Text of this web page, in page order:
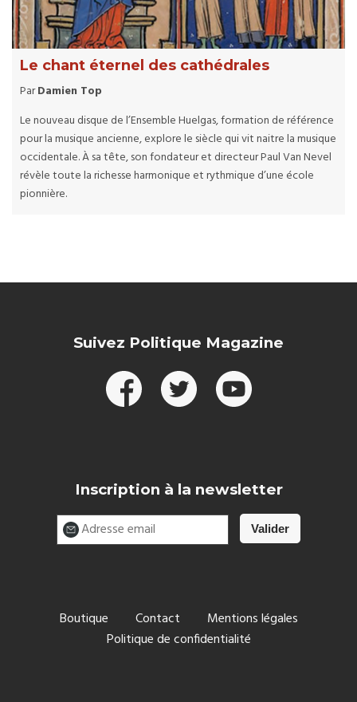
Le chant éternel des cathédrales
ParDamien Top
Le nouveau disque de l’Ensemble Huelgas, formation de référence
pour la musique ancienne, explore le siècle qui vit naitre la musique
occidentale. À sa tête, son fondateur et directeur Paul Van Nevel
révèle toute la richesse harmonique et rythmique d’une école
pionnière.
Suivez Politique Magazine
Inscription à la newsletter
Boutique Contact
Mentions légales
Politique de confidentialité